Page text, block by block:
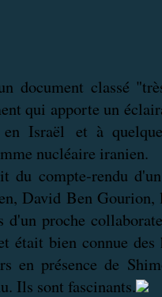
document classé
qui apporte un
Israël et à
nucléaire iranien.
du compte-rendu
David Ben Gourion,
d'un proche
était bien connue
en présence de
Ils sont fascinants.